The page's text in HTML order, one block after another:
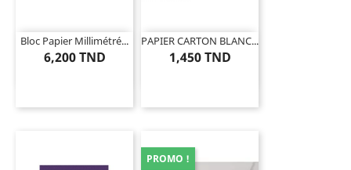
Bloc Papier Millimétré...
6,200 TND
PAPIER CARTON BLANC...
1,450 TND
PROMO !